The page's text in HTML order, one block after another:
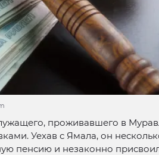
проживавшего в
Уехав с Ямала, он
пенсию и незаконно